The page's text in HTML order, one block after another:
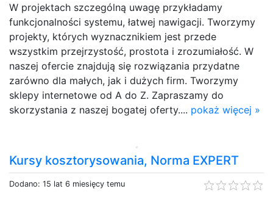
W projektach szczególną uwagę przykładamy
funkcjonalności systemu, łatwej nawigacji. Tworzymy
projekty, których wyznacznikiem jest przede
wszystkim przejrzystość, prostota i zrozumiałość. W
naszej ofercie znajdują się rozwiązania przydatne
zarówno dla małych, jak i dużych firm. Tworzymy
sklepy internetowe od A do Z. Zapraszamy do
skorzystania z naszej bogatej oferty.... pokaż więcej »
Kursy kosztorysowania, Norma EXPERT
Dodano: 15 lat 6 miesięcy temu